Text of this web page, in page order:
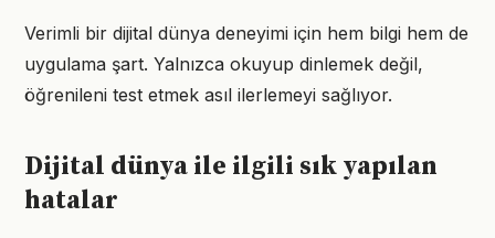
Verimli bir dijital dünya deneyimi için hem bilgi hem de
uygulama şart. Yalnızca okuyup dinlemek değil,
öğrenileni test etmek asıl ilerlemeyi sağlıyor.
Dijital dünya ile ilgili sık yapılan
hatalar